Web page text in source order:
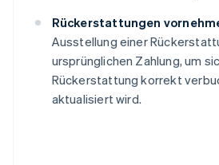
Rückerstattungen
Ausstellung einer
ursprünglichen Zahlung, um
Rückerstattung korrekt
aktualisiert wird.